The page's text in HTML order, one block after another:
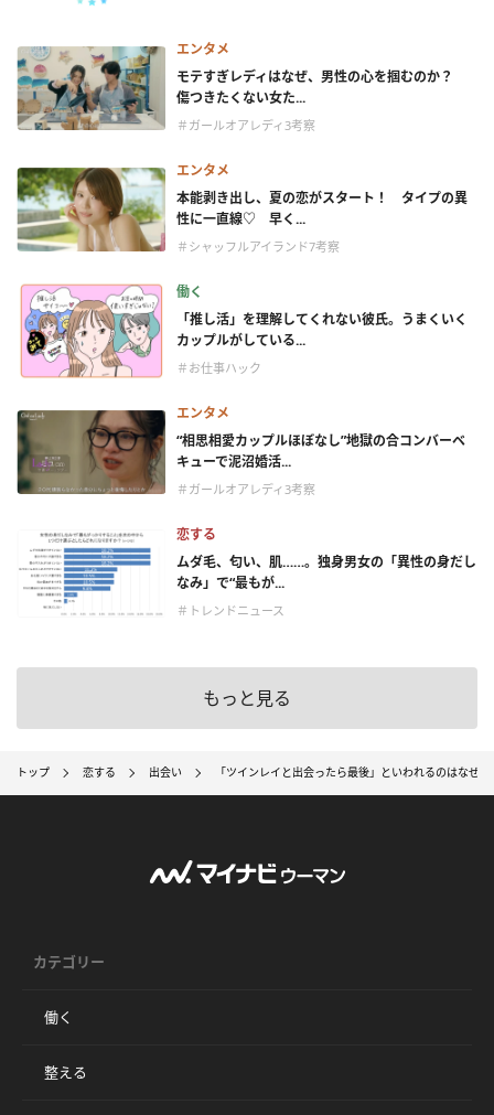
エンタメ
モテすぎレディはなぜ、男性の心を掴むのか？
傷つきたくない女た...
＃ガールオアレディ3考察
エンタメ
本能剥き出し、夏の恋がスタート！ タイプの異
性に一直線♡ 早く...
＃シャッフルアイランド7考察
働く
「推し活」を理解してくれない彼氏。うまくいく
カップルがしている...
＃お仕事ハック
エンタメ
“相思相愛カップルほぼなし”地獄の合コンバーベ
キューで泥沼婚活...
＃ガールオアレディ3考察
恋する
ムダ毛、匂い、肌……。独身男女の「異性の身だし
なみ」で“最もが...
＃トレンドニュース
もっと見る
トップ 恋する 出会い 「ツインレイと出会ったら最後」といわれるのはなぜ
カテゴリー
働く
整える